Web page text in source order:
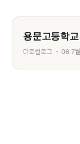
용문고등학교
더로컬로그 06 7